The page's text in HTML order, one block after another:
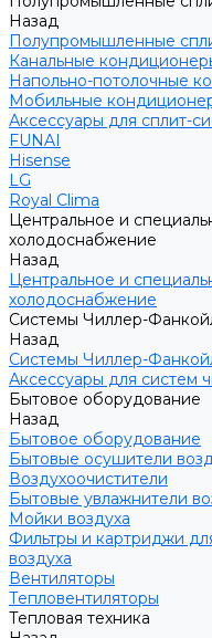
Назад
Полупромышленные
Канальные
Напольно-потолочные
Мобильные
Аксессуары для сплит-
FUNAI
Hisense
LG
Royal Clima
Центральное и
холодоснабжение
Назад
Центральное и
холодоснабжение
Системы Чиллер-
Назад
Системы Чиллер-
Аксессуары для систем
Бытовое оборудование
Назад
Бытовое оборудование
Бытовые осушители
Воздухоочистители
Бытовые увлажнители
Мойки воздуха
Фильтры и картриджи
воздуха
Вентиляторы
Тепловентиляторы
Тепловая техника